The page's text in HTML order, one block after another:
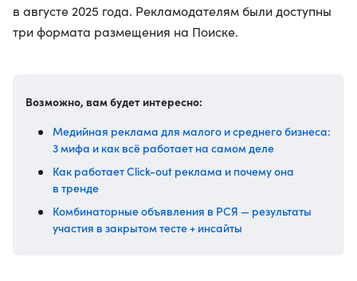
в августе 2025 года. Рекламодателям были доступны
три формата размещения на Поиске.
Возможно, вам будет интересно:
Медийная реклама для малого и среднего бизнеса:
3 мифа и как всё работает на самом деле
Как работает Click-out реклама и почему она
в тренде
Комбинаторные объявления в РСЯ — результаты
участия в закрытом тесте + инсайты